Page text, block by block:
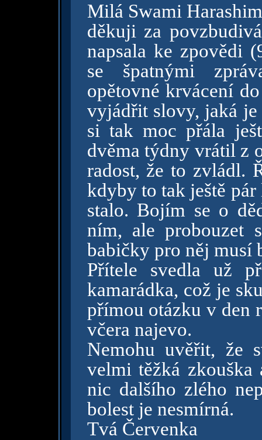
Milá Swami
děkuji za
napsala ke zpovědi
se špatnými
opětovné krvácení
vyjádřit slovy, jaká
si tak moc přála
dvěma týdny vrátil z
radost, že to zvládl.
kdyby to tak ještě
stalo. Bojím se o
ním, ale probouzet
babičky pro něj musí
Přítele svedla už
kamarádka, což je
přímou otázku v den
včera najevo.
Nemohu uvěřit, že
velmi těžká
nic dalšího zlého
bolest je nesmírná.
Tvá Červenka